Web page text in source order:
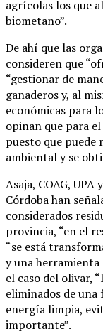
agrícolas los que
biometano”.
De ahí que las
consideren que
“gestionar de
ganaderos y, al
económicas para
opinan que para
puesto que puede
ambiental y se
Asaja, COAG,
Córdoba han
considerados
provincia, “en el
“se está
y una herramienta
el caso del olivar,
eliminados de
energía limpia,
importante”.